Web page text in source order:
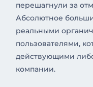
перешагнули за
Абсолютное
реальными
пользователями,
действующими
компании.